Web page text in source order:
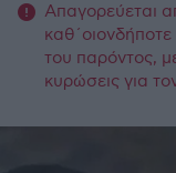
Απαγορεύεται
του παρόντος,
κυρώσεις για